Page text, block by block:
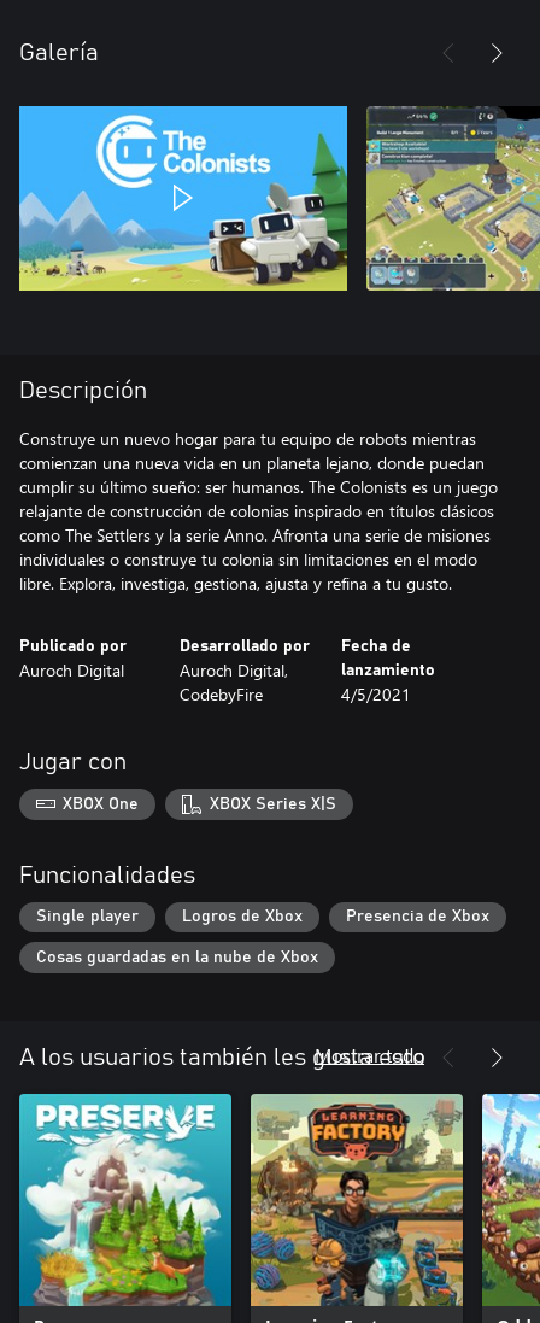
Galería
Descripción
Construye un nuevo hogar para tu equipo de robots mientras
comienzan una nueva vida en un planeta lejano, donde puedan
cumplir su último sueño: ser humanos. The Colonists es un juego
relajante de construcción de colonias inspirado en títulos clásicos
como The Settlers y la serie Anno. Afronta una serie de misiones
individuales o construye tu colonia sin limitaciones en el modo
libre. Explora, investiga, gestiona, ajusta y refina a tu gusto.
Publicado por
Auroch Digital
Desarrollado por
Auroch Digital,
CodebyFire
Fecha de
lanzamiento
4/5/2021
Jugar con
XBOX One XBOX Series X|S
Funcionalidades
Single player Logros de Xbox Presencia de Xbox
Cosas guardadas en la nube de Xbox
A los usuarios también les gusta esto
Mostrar todo